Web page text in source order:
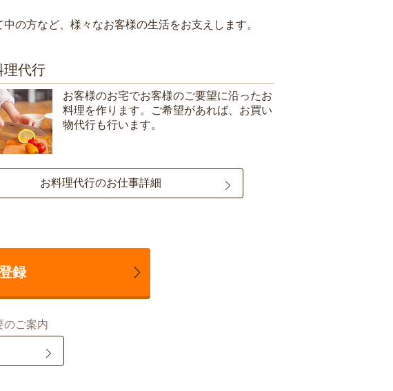
の方など、様々なお客様の生活をお支えします。
理代行
お客様のお宅でお客様のご要望に沿ったお
料理を作ります。ご希望があれば、お買い
物代行も行います。
お料理代行のお仕事詳細
録
のご案内